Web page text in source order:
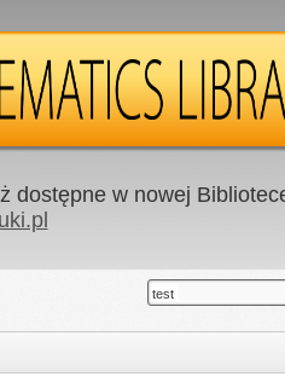
dostępne w nowej
test